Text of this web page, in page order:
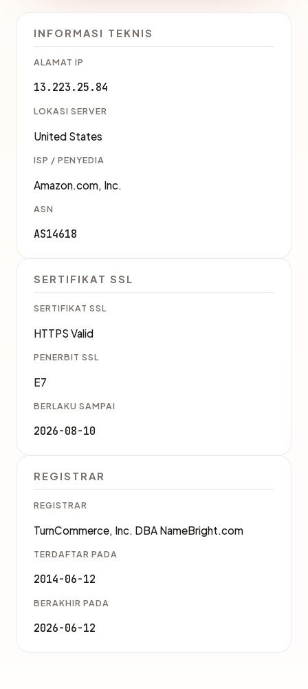
INFORMASI TEKNIS
ALAMAT IP
13.223.25.84
LOKASI SERVER
United States
ISP / PENYEDIA
Amazon.com, Inc.
ASN
AS14618
SERTIFIKAT SSL
SERTIFIKAT SSL
HTTPS Valid
PENERBIT SSL
E7
BERLAKU SAMPAI
2026-08-10
REGISTRAR
REGISTRAR
TurnCommerce, Inc. DBA NameBright.com
TERDAFTAR PADA
2014-06-12
BERAKHIR PADA
2026-06-12